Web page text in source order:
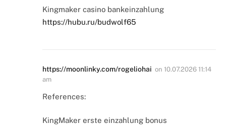
Kingmaker casino bankeinzahlung
https://hubu.ru/budwolf65
https://moonlinky.com/rogeliohai on 10.07.2026 11:14
am
References:
KingMaker erste einzahlung bonus